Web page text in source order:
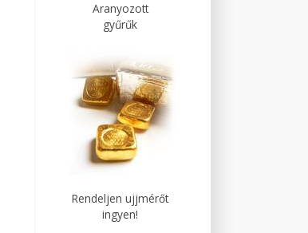
Aranyozott
gyűrűk
Rendeljen ujjmérőt
ingyen!